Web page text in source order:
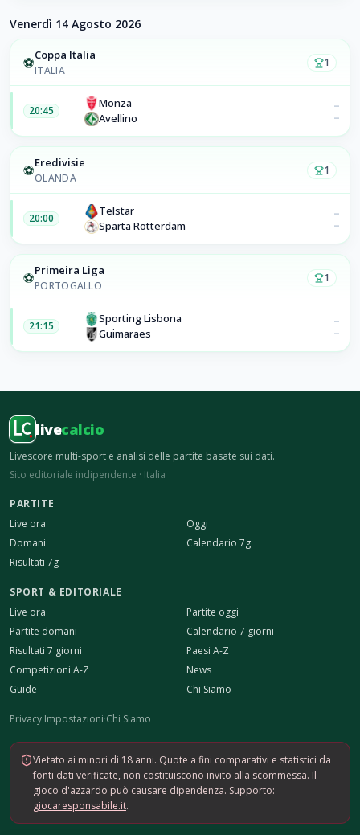
Venerdì 14 Agosto 2026
⚽Coppa Italia
ITALIA
1
20:45
Monza
Avellino
–
–
⚽Eredivisie
OLANDA
1
20:00
Telstar
Sparta Rotterdam
–
–
⚽Primeira Liga
PORTOGALLO
1
21:15
Sporting Lisbona
Guimaraes
–
–
livecalcio
Livescore multi-sport e analisi delle partite basate sui dati.
Sito editoriale indipendente · Italia
PARTITE
Live ora
Oggi
Domani
Calendario 7g
Risultati 7g
SPORT & EDITORIALE
Live ora
Partite oggi
Partite domani
Calendario 7 giorni
Risultati 7 giorni
Paesi A-Z
Competizioni A-Z
News
Guide
Chi Siamo
Privacy·Impostazioni·Chi Siamo
Vietato ai minori di 18 anni. Quote a fini comparativi e statistici da
fonti dati verificate, non costituiscono invito alla scommessa. Il
gioco d'azzardo può causare dipendenza. Supporto:
giocaresponsabile.it.